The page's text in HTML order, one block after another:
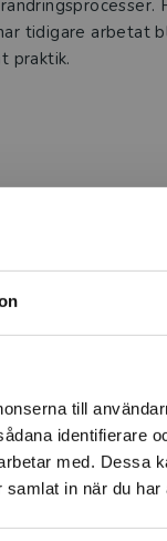
till
identifierare
med. Dessa
in när du
inte leveranser
köp måste
Läs mer
tidigare arbetat
praktik.